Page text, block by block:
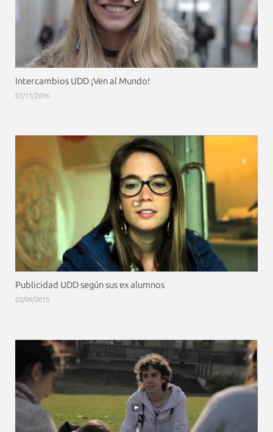
Intercambios UDD ¡Ven al Mundo!
07/11/2016
Publicidad UDD según sus ex alumnos
03/09/2015